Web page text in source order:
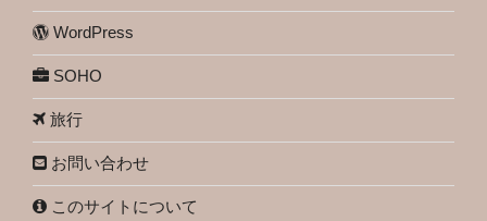
WordPress
SOHO
旅行
お問い合わせ
このサイトについて